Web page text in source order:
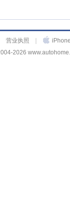
营业执照
2026